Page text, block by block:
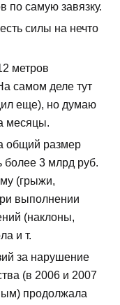
по самую завязку.
силы на нечто
метров
самом деле тут
еще), но думаю
месяцы.
общий размер
более 3 млрд руб.
(грыжи,
выполнении
(наклоны,
и т.
за нарушение
(в 2006 и 2007
продолжала